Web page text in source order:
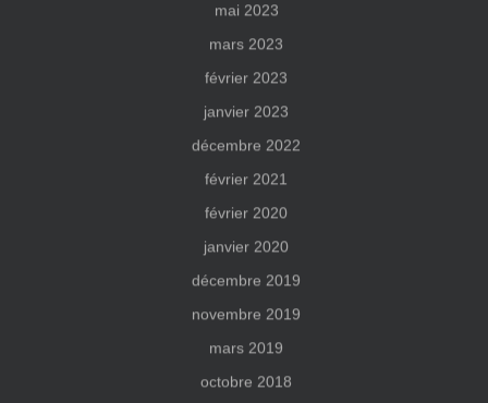
mai 2023
mars 2023
février 2023
janvier 2023
décembre 2022
février 2021
février 2020
janvier 2020
décembre 2019
novembre 2019
mars 2019
octobre 2018